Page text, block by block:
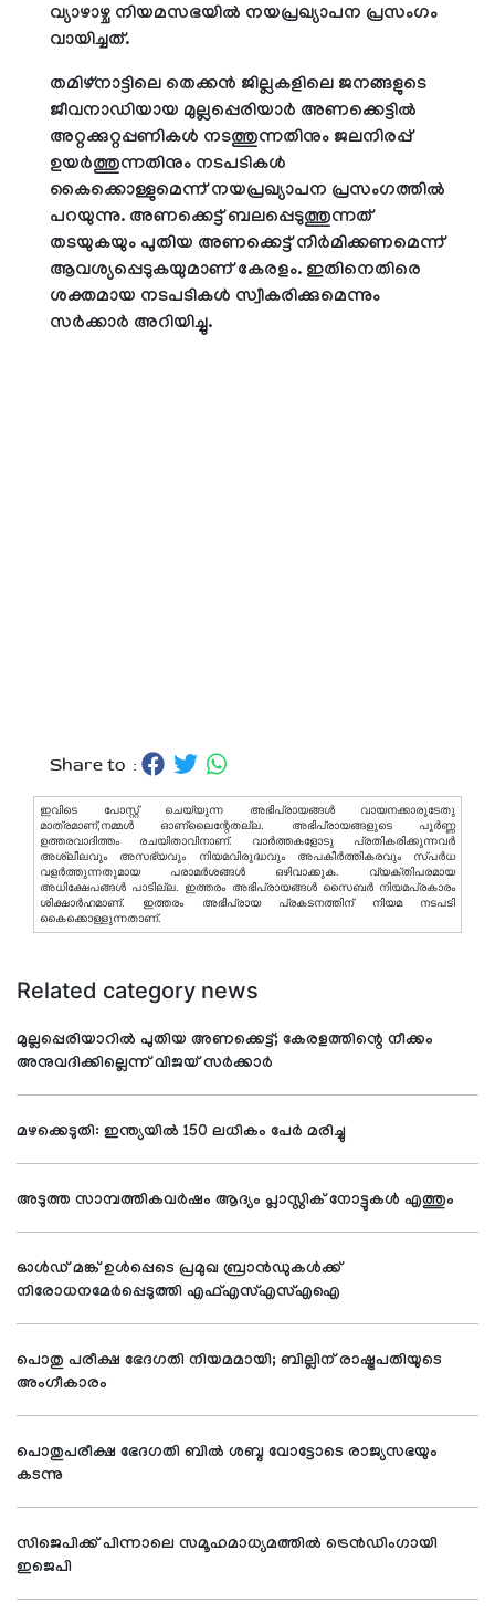
വ്യാഴാഴ്ച നിയമസഭയില്‍ നയപ്രഖ്യാപന പ്രസംഗം
വായിച്ചത്.
തമിഴ്‌നാട്ടിലെ തെക്കന്‍ ജില്ലകളിലെ ജനങ്ങളുടെ
ജീവനാഡിയായ മുല്ലപ്പെരിയാര്‍ അണക്കെട്ടില്‍
അറ്റക്കുറ്റപ്പണികള്‍ നടത്തുന്നതിനും ജലനിരപ്പ്
ഉയര്‍ത്തുന്നതിനും നടപടികള്‍
കൈക്കൊള്ളുമെന്ന് നയപ്രഖ്യാപന പ്രസംഗത്തില്‍
പറയുന്നു. അണക്കെട്ട് ബലപ്പെടുത്തുന്നത്
തടയുകയും പുതിയ അണക്കെട്ട് നിര്‍മിക്കണമെന്ന്
ആവശ്യപ്പെടുകയുമാണ് കേരളം. ഇതിനെതിരെ
ശക്തമായ നടപടികള്‍ സ്വീകരിക്കുമെന്നും
സര്‍ക്കാര്‍ അറിയിച്ചു.
Share to :
ഇവിടെ പോസ്റ്റ് ചെയ്യുന്ന അഭിപ്രായങ്ങള്‍ വായനക്കാരുടേതു
മാത്രമാണ്,നമ്മൾ ഓണ്ലൈന്റേതല്ല. അഭിപ്രായങ്ങളുടെ പൂർണ്ണ
ഉത്തരവാദിത്തം രചയിതാവിനാണ്. വാര്‍ത്തകളോടു പ്രതികരിക്കുന്നവര്‍
അശ്ലീലവും അസഭ്യവും നിയമവിരുദ്ധവും അപകീര്‍ത്തികരവും സ്പര്‍ധ
വളര്‍ത്തുന്നതുമായ പരാമര്‍ശങ്ങള്‍ ഒഴിവാക്കുക. വ്യക്തിപരമായ
അധിക്ഷേപങ്ങള്‍ പാടില്ല. ഇത്തരം അഭിപ്രായങ്ങള്‍ സൈബര്‍ നിയമപ്രകാരം
ശിക്ഷാര്‍ഹമാണ്. ഇത്തരം അഭിപ്രായ പ്രകടനത്തിന് നിയമ നടപടി
കൈക്കൊള്ളുന്നതാണ്.
Related category news
മുല്ലപ്പെരിയാറില്‍ പുതിയ അണക്കെട്ട്; കേരളത്തിന്റെ നീക്കം
അനുവദിക്കില്ലെന്ന് വിജയ് സര്‍ക്കാര്‍
മഴക്കെടുതി: ഇന്ത്യയില്‍ 150 ലധികം പേര്‍ മരിച്ചു
അടുത്ത സാമ്പത്തികവര്‍ഷം ആദ്യം പ്ലാസ്റ്റിക് നോട്ടുകള്‍ എത്തും
ഓള്‍ഡ് മങ്ക് ഉള്‍പ്പെടെ പ്രമുഖ ബ്രാന്‍ഡുകള്‍ക്ക്
നിരോധനമേര്‍പ്പെടുത്തി എഫ്എസ്എസ്എഐ
പൊതു പരീക്ഷ ഭേദഗതി നിയമമായി; ബില്ലിന് രാഷ്ട്രപതിയുടെ
അംഗീകാരം
പൊതുപരീക്ഷ ഭേദഗതി ബില്‍ ശബ്ദ വോട്ടോടെ രാജ്യസഭയും
കടന്നു
സിജെപിക്ക് പിന്നാലെ സമൂഹമാധ്യമത്തില്‍ ട്രെന്‍ഡിംഗായി
ഇജെപി